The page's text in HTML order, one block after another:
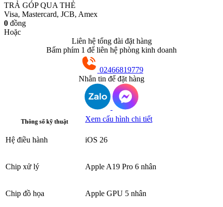
TRẢ GÓP QUA THẺ
Visa, Mastercard, JCB, Amex
0 đồng
Hoặc
Liên hệ tổng đài đặt hàng
Bấm phím 1 để liên hệ phòng kinh doanh
02466819779
Nhắn tin để đặt hàng
Thông số kỹ thuật Xem cấu hình chi tiết
Hệ điều hành iOS 26
Chip xử lý Apple A19 Pro 6 nhân
Chip đồ họa Apple GPU 5 nhân